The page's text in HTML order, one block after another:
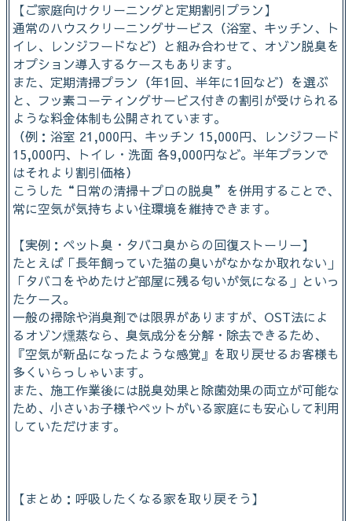
【ご家庭向けクリーニングと定期割引プラン】
通常のハウスクリーニングサービス（浴室、キッチン、ト
イレ、レンジフードなど）と組み合わせて、オゾン脱臭を
オプション導入するケースもあります。
また、定期清掃プラン（年1回、半年に1回など）を選ぶ
と、フッ素コーティングサービス付きの割引が受けられる
ような料金体制も公開されています。
（例：浴室 21,000円、キッチン 15,000円、レンジフード
15,000円、トイレ・洗面 各9,000円など。半年プランで
はそれより割引価格）
こうした“日常の清掃＋プロの脱臭”を併用することで、
常に空気が気持ちよい住環境を維持できます。
【実例：ペット臭・タバコ臭からの回復ストーリー】
たとえば「長年飼っていた猫の臭いがなかなか取れない」
「タバコをやめたけど部屋に残る匂いが気になる」といっ
たケース。
一般の掃除や消臭剤では限界がありますが、OST法によ
るオゾン燻蒸なら、臭気成分を分解・除去できるため、
『空気が新品になったような感覚』を取り戻せるお客様も
多くいらっしゃいます。
また、施工作業後には脱臭効果と除菌効果の両立が可能な
ため、小さいお子様やペットがいる家庭にも安心して利用
していただけます。
【まとめ：呼吸したくなる家を取り戻そう】